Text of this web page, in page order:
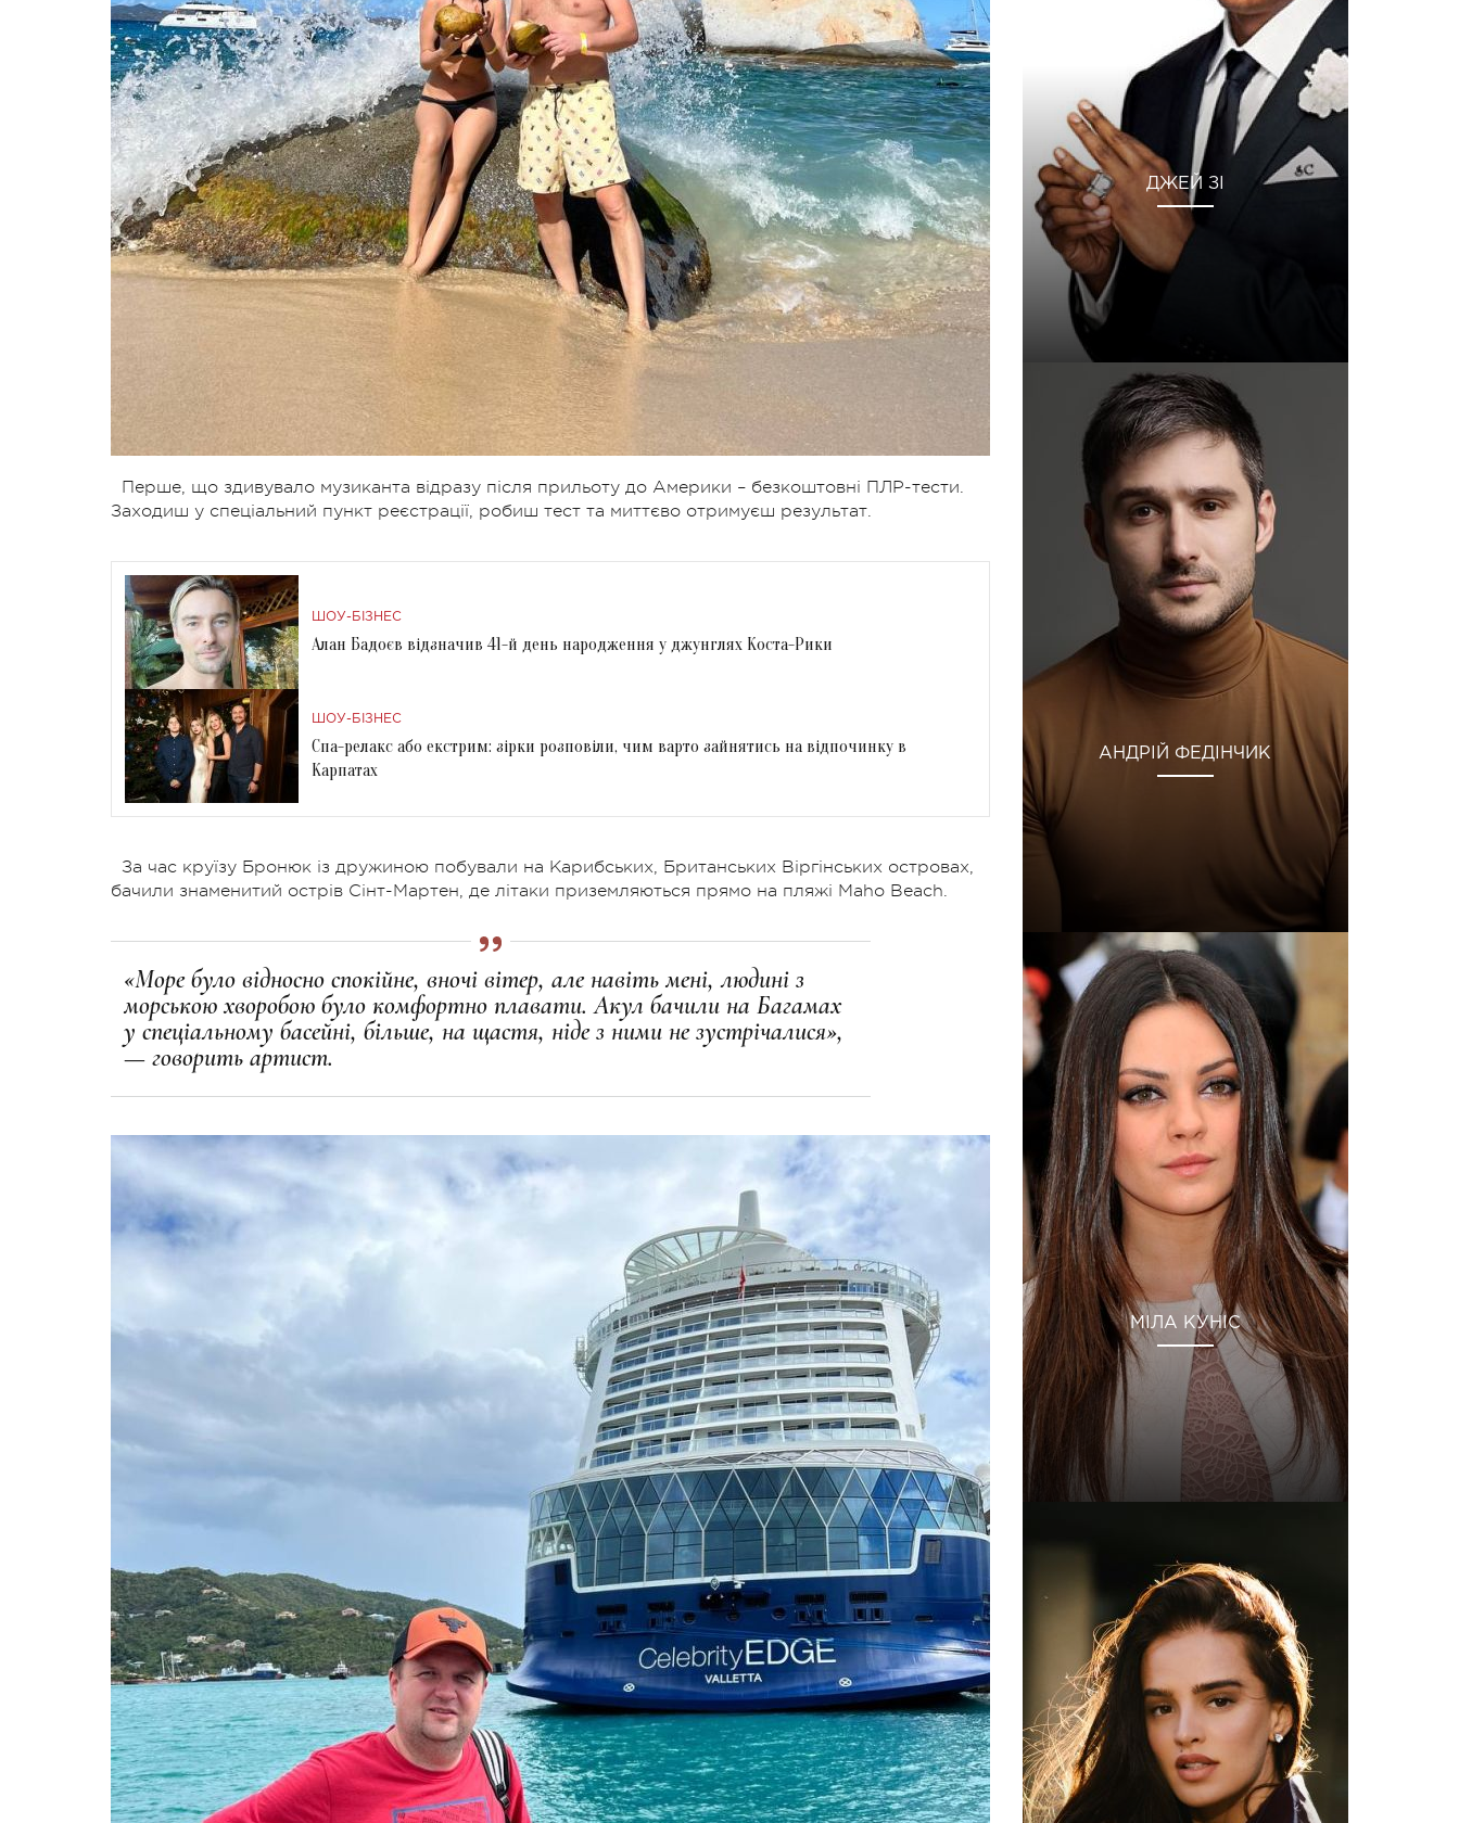
Перше, що здивувало музиканта відразу після прильоту до Америки – безкоштовні ПЛР-тести.
Заходиш у спеціальний пункт реєстрації, робиш тест та миттєво отримуєш результат.
ШОУ-БІЗНЕС
Алан Бадоєв відзначив 41-й день народження у джунглях Коста-Рики
ШОУ-БІЗНЕС
Спа-релакс або екстрим: зірки розповіли, чим варто зайнятись на відпочинку в
Карпатах
За час круїзу Бронюк із дружиною побували на Карибських, Британських Віргінських островах,
бачили знаменитий острів Сінт-Мартен, де літаки приземляються прямо на пляжі Maho Beach.
«Море було відносно спокійне, вночі вітер, але навіть мені, людині з
морською хворобою було комфортно плавати. Акул бачили на Багамах
у спеціальному басейні, більше, на щастя, ніде з ними не зустрічалися»,
— говорить артист.
ДЖЕЙ ЗІ
АНДРІЙ ФЕДІНЧИК
МІЛА КУНІС